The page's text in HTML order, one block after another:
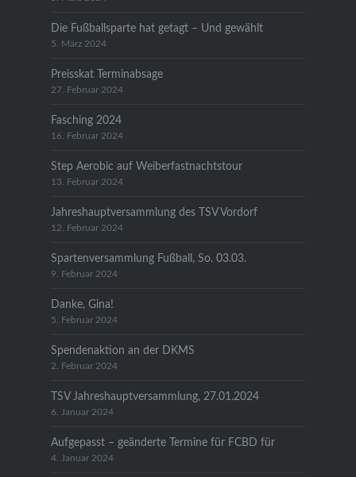
Die Fußballsparte hat getagt – Und gewählt
5. März 2024
Preisskat Terminabsage
27. Februar 2024
Fasching 2024
16. Februar 2024
Step Aerobic auf Weiberfastnachtstour
13. Februar 2024
Jahreshauptversammlung des TSV Vordorf
12. Februar 2024
Spartenversammlung Fußball, So. 03.03.
9. Februar 2024
Danke, Gina!
5. Februar 2024
Spendenaktion an der DKMS
2. Februar 2024
TSV Jahreshauptversammlung, 27.01.2024
6. Januar 2024
Aufgepasst – geänderte Termine für FCBD für
4. Januar 2024